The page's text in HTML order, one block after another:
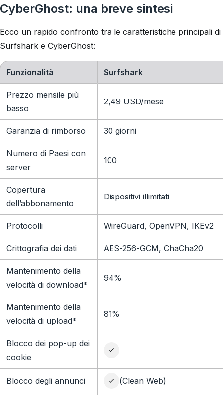
CyberGhost: una breve sintesi
Ecco un rapido confronto tra le caratteristiche principali di
Surfshark e CyberGhost:
Funzionalità Surfshark
Prezzo mensile più
basso
2,49 USD/mese
Garanzia di rimborso 30 giorni
Numero di Paesi con
server
100
Copertura
dell’abbonamento
Dispositivi illimitati
Protocolli WireGuard, OpenVPN, IKEv2
Crittografia dei dati AES-256-GCM, ChaCha20
Mantenimento della
velocità di download*
94%
Mantenimento della
velocità di upload*
81%
Blocco dei pop-up dei
cookie
Blocco degli annunci (Clean Web)